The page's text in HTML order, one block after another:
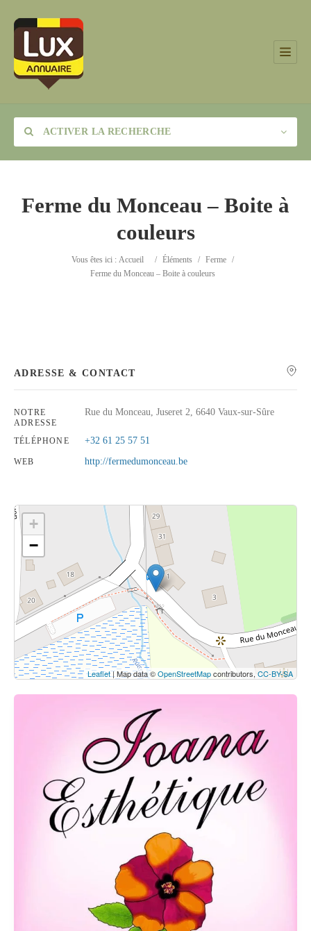
ACTIVER LA RECHERCHE
Rechercher
Ferme du Monceau – Boite à
couleurs
Vous êtes ici : Accueil / Éléments / Ferme /
Ferme du Monceau – Boite à couleurs
ADRESSE & CONTACT
NOTRE
ADRESSE
Rue du Monceau, Juseret 2, 6640 Vaux-sur-Sûre
TÉLÉPHONE +32 61 25 57 51
WEB http://fermedumonceau.be
Cliquez sur le bouton pour afficher la carte.
Voir la carte
+
−
Leaflet| Map data ©OpenStreetMapcontributors, CC-BY-SA